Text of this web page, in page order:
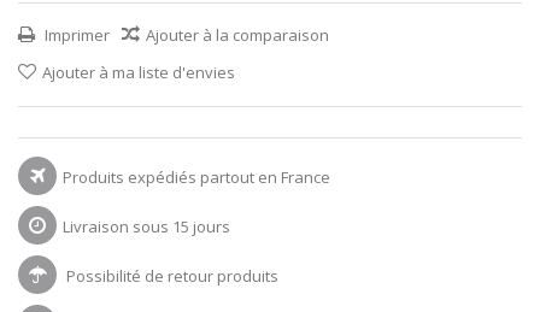
Imprimer
Ajouter à la comparaison
Ajouter à ma liste d'envies
Produits expédiés partout en France
Livraison sous 15 jours
Possibilité de retour produits